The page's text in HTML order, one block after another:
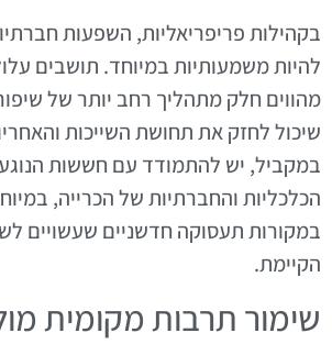
בקהילות פריפריאליות, השפעות
להיות משמעותיות במיוחד. תושבים
מהווים חלק מתהליך רחב יותר של
שיכול לחזק את תחושת השייכות
במקביל, יש להתמודד עם חששות
הכלכליות והחברתיות של הכרייה,
במקורות תעסוקה חדשניים שעשויים
הקיימת.
שימור תרבות מקומית